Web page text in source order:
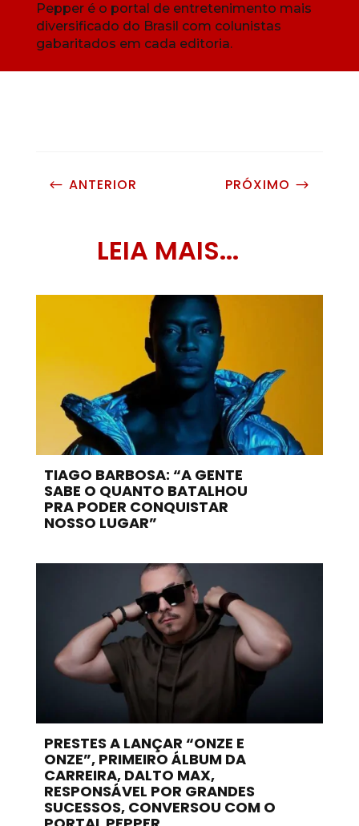
Pepper é o portal de entretenimento mais
diversificado do Brasil com colunistas
gabaritados em cada editoria.
# ANTERIOR PRÓXIMO $
LEIA MAIS...
TIAGO BARBOSA: “A GENTE
SABE O QUANTO BATALHOU
PRA PODER CONQUISTAR
NOSSO LUGAR”
PRESTES A LANÇAR “ONZE E
ONZE”, PRIMEIRO ÁLBUM DA
CARREIRA, DALTO MAX,
RESPONSÁVEL POR GRANDES
SUCESSOS, CONVERSOU COM O